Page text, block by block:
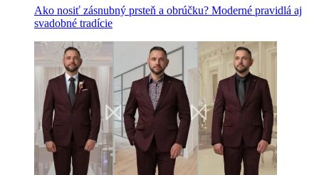
Ako nosiť zásnubný prsteň a obrúčku? Moderné pravidlá aj
svadobné tradície